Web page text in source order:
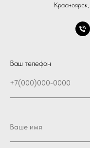
Ваш телефон